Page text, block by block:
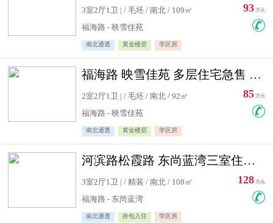
3室2厅1卫 | / 毛坯 / 南北 / 109㎡
福海路 - 映雪佳苑
南北通透 黄金楼层 学区房
93 万元
福海路 映雪佳苑 多层住宅急售 可公积金贷款
2室2厅1卫 | / 毛坯 / 南北 / 92㎡
福海路 - 映雪佳苑
南北通透 黄金楼层 学区房
85 万元
河滨路松霞路 东尚蓝湾三室住宅急售
3室2厅1卫 | / 精装 / 南北 / 108㎡
福海路 - 东尚蓝湾
南北通透 拎包入住 学区房
128 万元